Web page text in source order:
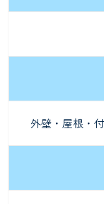
外壁・屋根・